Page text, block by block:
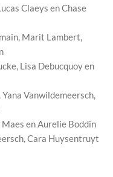
Claeys en Chase
Marit Lambert,
Lisa Debucquoy en
Vanwildemeersch,
en Aurelie Boddin
Cara Huysentruyt